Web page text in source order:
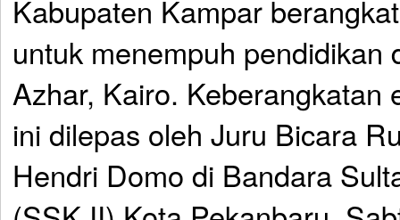
Kabupaten Kampar
untuk menempuh pendidikan
Azhar, Kairo. Keberangkatan
ini dilepas oleh Juru Bicara
Hendri Domo di Bandara